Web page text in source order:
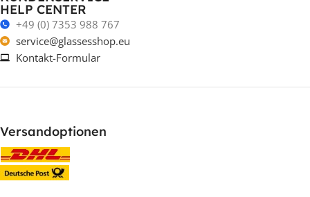
HELP CENTER
+49 (0) 7353 988 767
service@glassesshop.eu
Kontakt-Formular
Versandoptionen